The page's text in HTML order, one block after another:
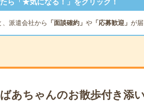
ら「★気になる！」をクリック！
、派遣会社から 「面談確約」 や「応募歓迎」 が届
あちゃんのお散歩付き添